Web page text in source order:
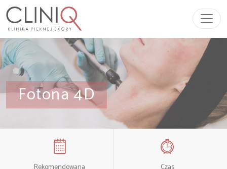
Main Navigation
Fotona 4D